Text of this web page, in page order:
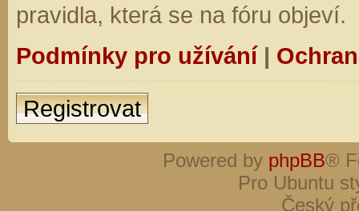
pravidla, která se na fóru objeví.
Podmínky pro užívání|
Registrovat
Powered by phpBB®
Pro Ubuntu
Český